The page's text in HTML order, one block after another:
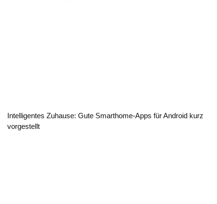
Intelligentes Zuhause: Gute Smarthome-Apps für Android kurz
vorgestellt